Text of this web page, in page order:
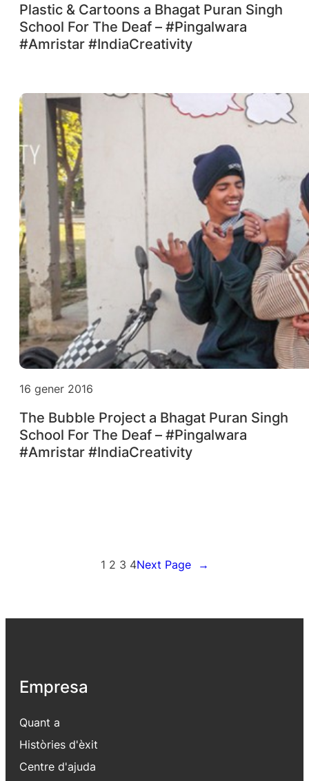
Plastic & Cartoons a Bhagat Puran Singh
School For The Deaf – #Pingalwara
#Amristar #IndiaCreativity
16 gener 2016
The Bubble Project a Bhagat Puran Singh
School For The Deaf – #Pingalwara
#Amristar #IndiaCreativity
1 2 3 4Next Page →
Empresa
Quant a
Històries d'èxit
Centre d'ajuda